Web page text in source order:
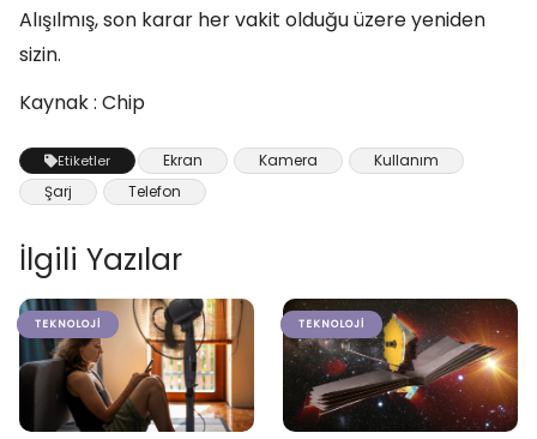
Alışılmış, son karar her vakit olduğu üzere yeniden
sizin.
Kaynak : Chip
Etiketler Ekran Kamera
Kullanım
Şarj
Telefon
İlgili Yazılar
TEKNOLOJI TEKNOLOJI